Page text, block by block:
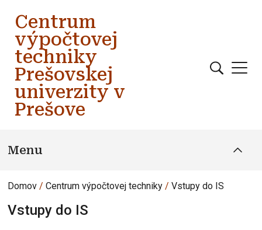
Centrum
výpočtovej
techniky
Prešovskej
univerzity v
Prešove
Menu
Domov Centrum výpočtovej techniky Vstupy do IS
Vstupy do IS